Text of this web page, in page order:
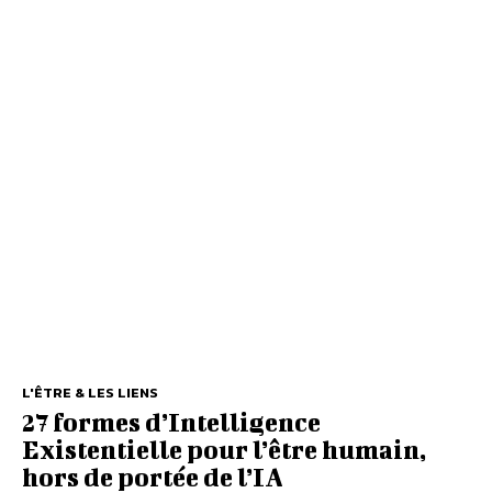
L'ÊTRE & LES LIENS
27 formes d’Intelligence
Existentielle pour l’être humain,
hors de portée de l’IA